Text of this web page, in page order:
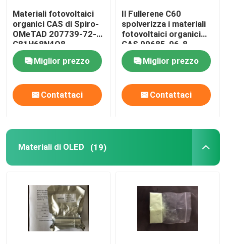
Materiali fotovoltaici
organici CAS di Spiro-
OMeTAD 207739-72-8
C81H68N4O8
Miglior prezzo
Contattaci
Il Fullerene C60
spolverizza i materiali
fotovoltaici organici
CAS 99685-96-8
Miglior prezzo
Contattaci
Materiali di OLED (19)